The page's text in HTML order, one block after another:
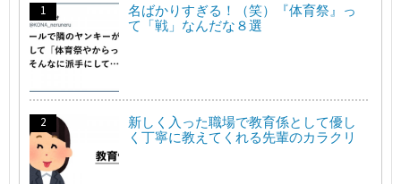
名ばかりすぎる！（笑）『体育祭』っ
て「戦」なんだな８選
新しく入った職場で教育係として優し
く丁寧に教えてくれる先輩のカラクリ